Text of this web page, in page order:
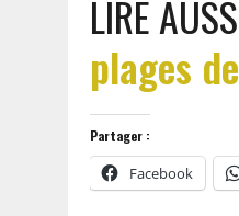
LIRE
plages
Partager :
Facebook